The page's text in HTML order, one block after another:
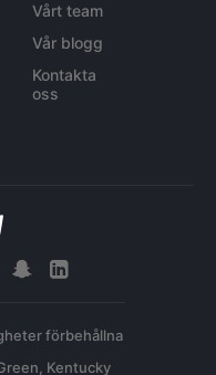
Vårt team
Vår blogg
Kontakta
oss
förbehållna